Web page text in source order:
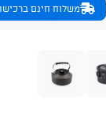
משלוח חינם ברכישה